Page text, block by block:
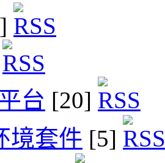
台 [20]
境套件 [5]